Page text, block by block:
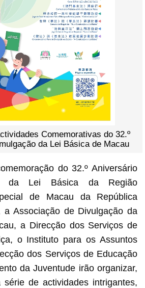
Comemorativas do 32.º
da Lei Básica de Macau
do 32.º Aniversário
da Lei Básica da Região
de Macau da República
a Associação de Divulgação da
a Direcção dos Serviços de
o Instituto para os Assuntos
dos Serviços de Educação
da Juventude irão organizar,
de actividades intrigantes,